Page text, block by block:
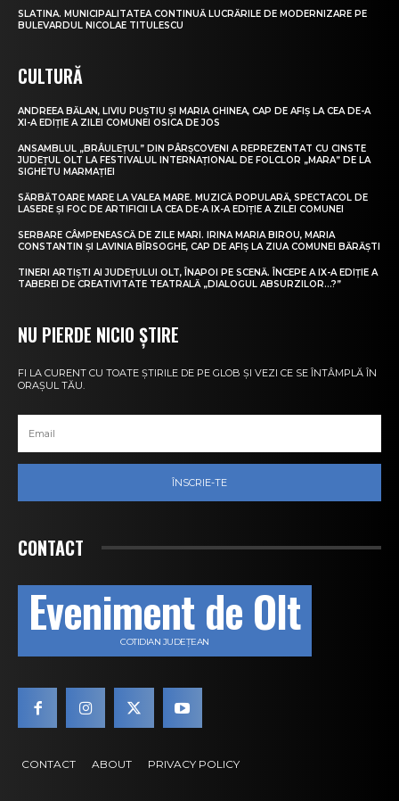
SLATINA. MUNICIPALITATEA CONTINUĂ LUCRĂRILE DE MODERNIZARE PE
BULEVARDUL NICOLAE TITULESCU
CULTURĂ
ANDREEA BĂLAN, LIVIU PUȘTIU ȘI MARIA GHINEA, CAP DE AFIȘ LA CEA DE-A
XI-A EDIȚIE A ZILEI COMUNEI OSICA DE JOS
ANSAMBLUL „BRÂULEȚUL” DIN PÂRȘCOVENI A REPREZENTAT CU CINSTE
JUDEȚUL OLT LA FESTIVALUL INTERNAȚIONAL DE FOLCLOR „MARA” DE LA
SIGHETU MARMAȚIEI
SĂRBĂTOARE MARE LA VALEA MARE. MUZICĂ POPULARĂ, SPECTACOL DE
LASERE ȘI FOC DE ARTIFICII LA CEA DE-A IX-A EDIȚIE A ZILEI COMUNEI
SERBARE CÂMPENEASCĂ DE ZILE MARI. IRINA MARIA BIROU, MARIA
CONSTANTIN ȘI LAVINIA BÎRSOGHE, CAP DE AFIȘ LA ZIUA COMUNEI BĂRĂȘTI
TINERI ARTIȘTI AI JUDEȚULUI OLT, ÎNAPOI PE SCENĂ. ÎNCEPE A IX-A EDIȚIE A
TABEREI DE CREATIVITATE TEATRALĂ „DIALOGUL ABSURZILOR…?”
NU PIERDE NICIO ȘTIRE
FI LA CURENT CU TOATE ȘTIRILE DE PE GLOB ȘI VEZI CE SE ÎNTÂMPLĂ ÎN
ORAȘUL TĂU.
ÎNSCRIE-TE
CONTACT
Eveniment de Olt
COTIDIAN JUDEȚEAN
CONTACT ABOUT PRIVACY POLICY